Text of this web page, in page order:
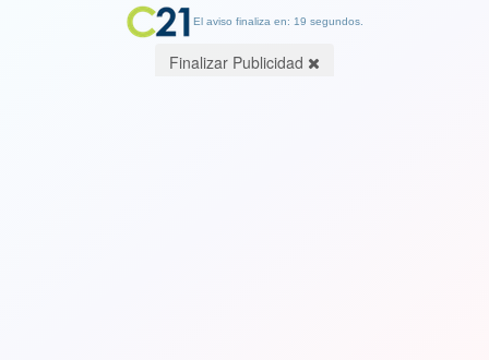
El aviso finaliza en: 19 segundos.
Finalizar Publicidad